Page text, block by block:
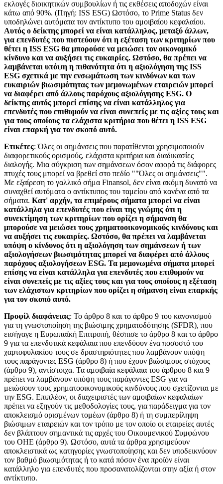
εκλογές διοικητικών συμβουλίων ή τις εκθέσεις αποδοχών είναι
κάτω από 90%. (Πηγή: ISS ESG) Ωστόσο, το Prime Status δεν
υποδηλώνει αυτόματα τον αντίκτυπο του αμοιβαίου κεφαλαίου.
Αυτός ο δείκτης μπορεί να είναι κατάλληλος, μεταξύ άλλων,
για επενδυτές που πιστεύουν ότι η εξέταση των κριτηρίων που
θέτει η ISS ESG θα μπορούσε να μειώσει τον οικονομικό
κίνδυνο και να αυξήσει τις ευκαιρίες. Ωστόσο, θα πρέπει να
λαμβάνεται υπόψη η πιθανότητα ότι η αξιολόγηση της ISS
ESG σχετικά με την ενσωμάτωση των κινδύνων και των
ευκαιριών βιωσιμότητας των μεμονωμένων εταιρειών μπορεί
να διαφέρει από άλλους παρόχους αξιολόγησης ESG. Ο
δείκτης αυτός μπορεί επίσης να είναι κατάλληλος για
επενδυτές που επιθυμούν να είναι συνεπείς με τις αξίες τους και
για τους οποίους τα ελάχιστα κριτήρια που θέτει η ISS ESG
είναι επαρκή για τον σκοπό αυτό.
Ετικέτες: Όλες οι σημάνσεις που παρατίθενται χρησιμοποιούν
διαφορετικούς ορισμούς, ελάχιστα κριτήρια και διαδικασίες
διαλογής. Μια σύγκριση των σημάνσεων όσον αφορά τις διάφορες
πτυχές τους μπορεί να βρεθεί στο πεδίο ""Όλες οι σημάνσεις"".
Με εξαίρεση το γαλλικό σήμα Finansol, δεν είναι ακόμη δυνατό να
συναχθεί αυτόματα ο αντίκτυπος του ταμείου από κανένα από τα
σήματα. Κατ' αρχήν, τα επιμέρους σήματα μπορεί να είναι
κατάλληλα για επενδυτές που είναι της γνώμης ότι η
συνεκτίμηση των κριτηρίων που ορίζει η σήμανση θα
μπορούσε να μειώσει τους χρηματοοικονομικούς κινδύνους και
να αυξήσει τις ευκαιρίες. Ωστόσο, θα πρέπει να λαμβάνεται
υπόψη ο κίνδυνος ότι η αξιολόγηση των σημάνσεων ή των
αξιολογήσεων βιωσιμότητας μπορεί να διαφέρει από άλλους
παρόχους αξιολογήσεων ESG. Τα μεμονωμένα σήματα μπορεί
επίσης να είναι κατάλληλα για επενδυτές που επιθυμούν να
είναι συνεπείς με τις αξίες τους και για τους οποίους η εξέταση
των ελάχιστων κριτηρίων που ορίζει η σήμανση είναι επαρκής
για τον σκοπό αυτό.
Προφίλ διαφάνειας: Το άρθρο 8 και το άρθρο 9 του κανονισμού
για τη γνωστοποίηση της βιώσιμης χρηματοδότησης (SFDR), που
εισήγαγε η Ευρωπαϊκή Επιτροπή, θέσπισε το άρθρο 8 και το άρθρο
9 για τα επενδυτικά κεφάλαια που επενδύουν ένα ποσοστό του
χαρτοφυλακίου τους σε δραστηριότητες που λαμβάνουν υπόψη
τους παράγοντες ESG (άρθρο 8) ή που έχουν βιώσιμους στόχους
(άρθρο 9), αντίστοιχα. Τα αμοιβαία κεφάλαια του άρθρου 8 και 9
πρέπει να λαμβάνουν υπόψη τους παράγοντες ESG για να
μειώσουν τους χρηματοοικονομικούς κινδύνους που σχετίζονται με
την ESG. Επιπλέον, οι διαχειριστές των αμοιβαίων κεφαλαίων
πρέπει να εξηγούν τις μεθοδολογίες τους, για παράδειγμα για τον
αποκλεισμό ορισμένων τομέων (άρθρο 8) ή τη συμπερίληψη
βιώσιμων εταιρειών και τον τρόπο με τον οποίο οι εταιρείες αυτές
δεν βλάπτουν σημαντικά τις αρχές του Οικουμενικού Συμφώνου
του ΟΗΕ (άρθρο 9). Ωστόσο, αυτά τα άρθρα χρησιμεύουν
αποκλειστικά ως κατηγορίες γνωστοποίησης και δεν υποδεικνύουν
τον βαθμό βιωσιμότητας ή το κατά πόσον ένα προϊόν είναι
κατάλληλο για επενδυτές που προσανατολίζονται στην αξία ή στον
αντίκτυπο.